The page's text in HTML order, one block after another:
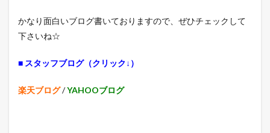
かなり面白いブログ書いておりますので、ぜひチェックして
下さいね☆
■ スタッフブログ（クリック↓）
楽天ブログ/YAHOOブログ